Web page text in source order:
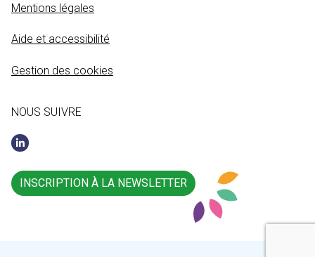
Mentions légales
Aide et accessibilité
Gestion des cookies
NOUS SUIVRE
INSCRIPTION À LA NEWSLETTER